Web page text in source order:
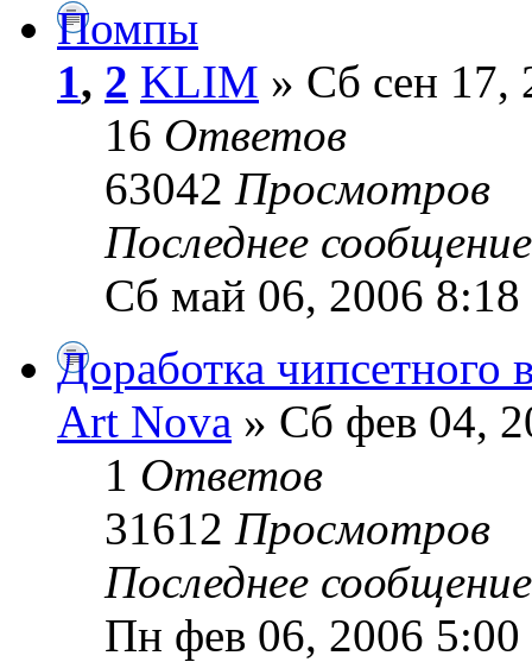
Помпы
1, 2 KLIM » Сб сен 17,
16 Ответов
63042 Просмотров
Последнее
Сб май 06, 2006 8:18
Доработка чипсетного
Art Nova » Сб фев 04,
1 Ответов
31612 Просмотров
Последнее
Пн фев 06, 2006 5:00